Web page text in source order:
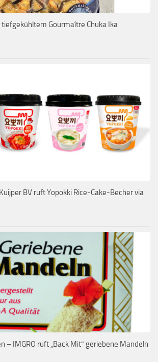
tiefgekühltem Gourmaître Chuka Ika
BV ruft Yopokki Rice-Cake-Becher via
– IMGRO ruft „Back Mit“ geriebene Mandeln